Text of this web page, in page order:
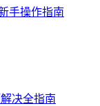
手操作指南
决全指南